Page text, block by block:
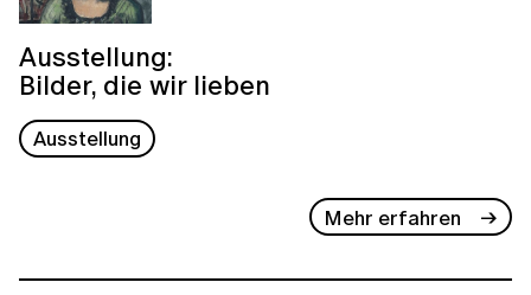
Ausstellung:
Bilder, die wir lieben
Ausstellung
Mehr erfahren